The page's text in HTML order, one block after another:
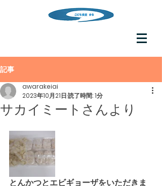
記事
サカイミートさんより
awarakeiai
2023年10月21日読了時間: 1分
とんかつとエビギョーザをいただきま